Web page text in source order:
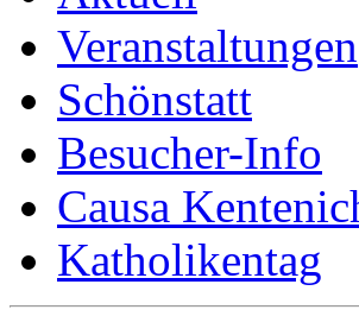
Veranstaltungen
Schönstatt
Besucher-Info
Causa
Katholikentag